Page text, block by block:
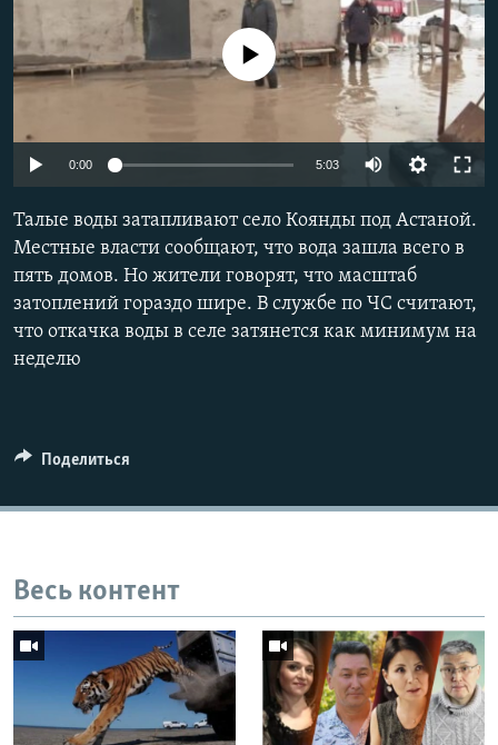
360p
No media source currently available
0:00 5:03
480p
Талые воды затапливают село Коянды под Астаной.
Местные власти сообщают, что вода зашла всего в
пять домов. Но жители говорят, что масштаб
затоплений гораздо шире. В службе по ЧС считают,
что откачка воды в селе затянется как минимум на
неделю
Поделиться
Весь контент